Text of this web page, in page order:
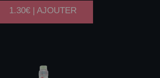
1.30€ | AJOUTER